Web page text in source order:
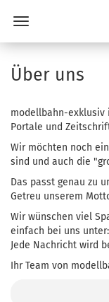
Über uns
modellbahn-exklusiv
Portale und
Wir möchten noch
sind und auch die
Das passt genau zu
Getreu unserem
Wir wünschen viel
einfach bei uns unter:
Jede Nachricht wird
Ihr Team von